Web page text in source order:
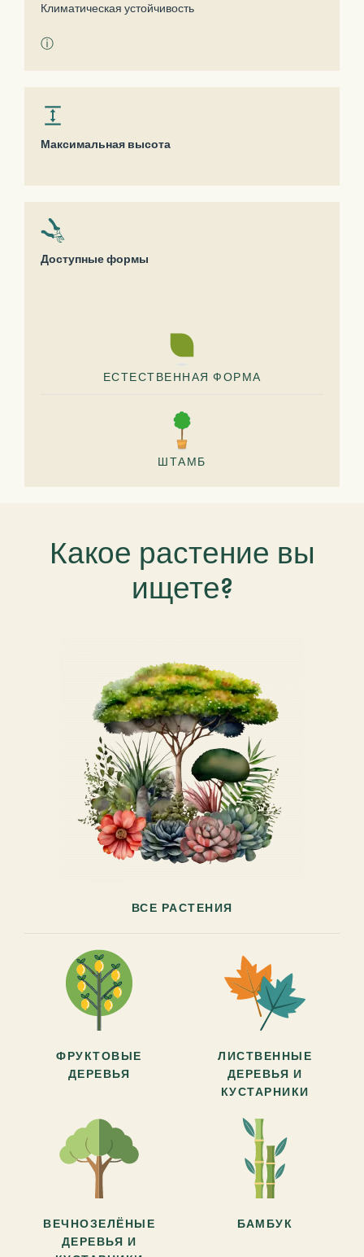
Климатическая устойчивость
ⓘ
Максимальная высота
Доступные формы
ЕСТЕСТВЕННАЯ ФОРМА
ШТАМБ
Какое растение вы
ищете?
ВСЕ РАСТЕНИЯ
ФРУКТОВЫЕ
ДЕРЕВЬЯ
ЛИСТВЕННЫЕ
ДЕРЕВЬЯ И
КУСТАРНИКИ
ВЕЧНОЗЕЛЁНЫЕ
ДЕРЕВЬЯ И
БАМБУК